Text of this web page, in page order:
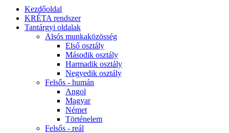
Kezdőoldal
KRÉTA rendszer
Tantárgyi oldalak
Alsós munkaközösség
Első osztály
Második osztály
Harmadik osztály
Negyedik osztály
Felsős - humán
Angol
Magyar
Német
Történelem
Felsős - reál